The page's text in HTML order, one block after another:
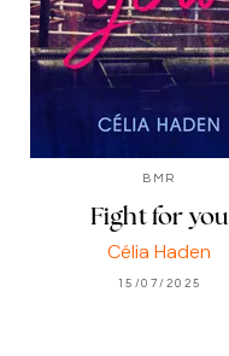
BMR
Fight for you
Célia Haden
15/07/2025